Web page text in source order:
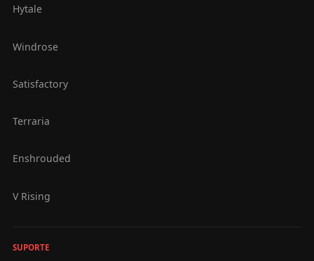
Hytale
Windrose
Satisfactory
Terraria
Enshrouded
V Rising
SUPORTE